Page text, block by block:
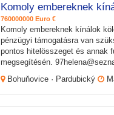
Komoly embereknek
760000000 Euro €
Komoly embereknek kínálok
pénzügyi támogatásra van
pontos hitelösszeget és annak
megsegítésén.
Bohuňovice · Pardubický